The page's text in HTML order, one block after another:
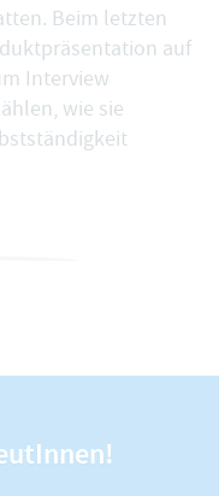
Beim letzten
auf
Interview
wie sie